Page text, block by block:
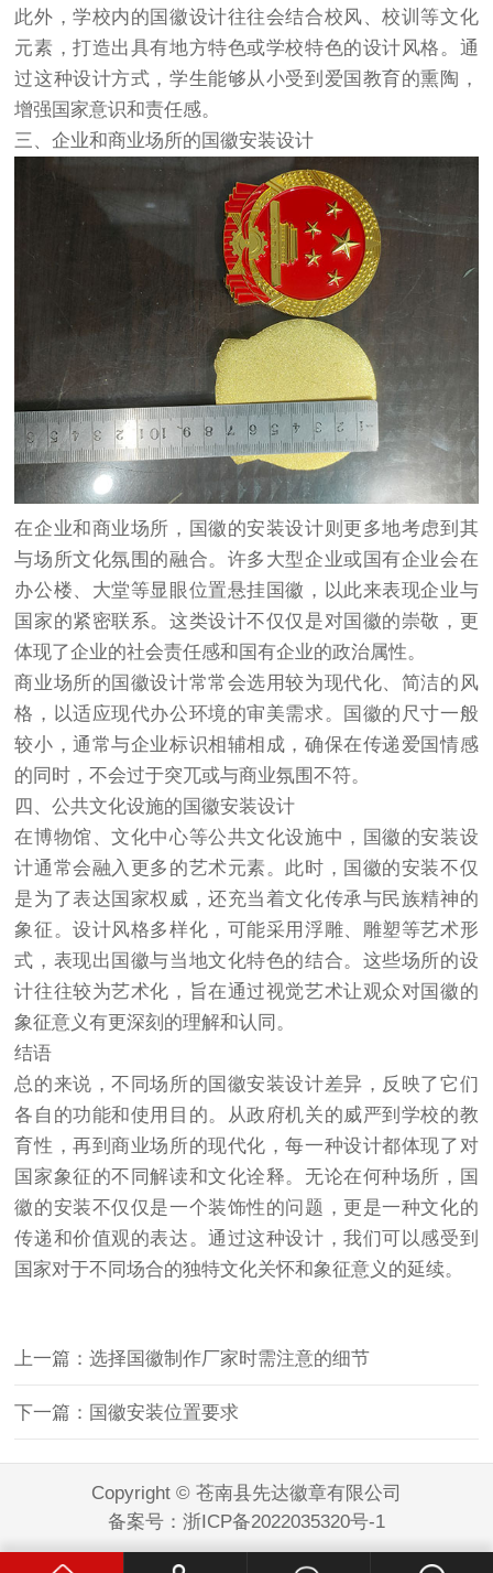
此外，学校内的国徽设计往往会结合校风、校训等文化
元素，打造出具有地方特色或学校特色的设计风格。通
过这种设计方式，学生能够从小受到爱国教育的熏陶，
增强国家意识和责任感。
三、企业和商业场所的国徽安装设计
在企业和商业场所，国徽的安装设计则更多地考虑到其
与场所文化氛围的融合。许多大型企业或国有企业会在
办公楼、大堂等显眼位置悬挂国徽，以此来表现企业与
国家的紧密联系。这类设计不仅仅是对国徽的崇敬，更
体现了企业的社会责任感和国有企业的政治属性。
商业场所的国徽设计常常会选用较为现代化、简洁的风
格，以适应现代办公环境的审美需求。国徽的尺寸一般
较小，通常与企业标识相辅相成，确保在传递爱国情感
的同时，不会过于突兀或与商业氛围不符。
四、公共文化设施的国徽安装设计
在博物馆、文化中心等公共文化设施中，国徽的安装设
计通常会融入更多的艺术元素。此时，国徽的安装不仅
是为了表达国家权威，还充当着文化传承与民族精神的
象征。设计风格多样化，可能采用浮雕、雕塑等艺术形
式，表现出国徽与当地文化特色的结合。这些场所的设
计往往较为艺术化，旨在通过视觉艺术让观众对国徽的
象征意义有更深刻的理解和认同。
结语
总的来说，不同场所的国徽安装设计差异，反映了它们
各自的功能和使用目的。从政府机关的威严到学校的教
育性，再到商业场所的现代化，每一种设计都体现了对
国家象征的不同解读和文化诠释。无论在何种场所，国
徽的安装不仅仅是一个装饰性的问题，更是一种文化的
传递和价值观的表达。通过这种设计，我们可以感受到
国家对于不同场合的独特文化关怀和象征意义的延续。
上一篇：选择国徽制作厂家时需注意的细节
下一篇：国徽安装位置要求
Copyright © 苍南县先达徽章有限公司
备案号： 浙ICP备2022035320号-1